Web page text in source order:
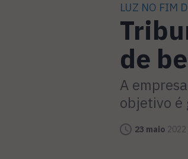
LUZ NO FIM
de
A
objetivo é
23 maio 2022